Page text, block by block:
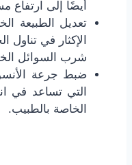
أيضًا إلى
تعديل الطبيعة
الإكثار في
شرب السوائل
ضبط جرعة
التي تساعد في
الخاصة بالطبيب.